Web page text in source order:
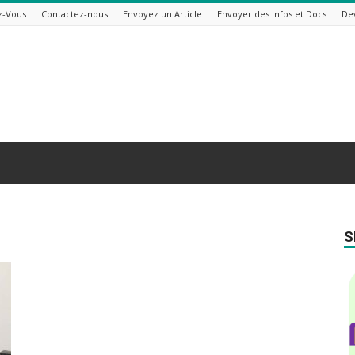
Vous Contactez-nous Envoyez un Article Envoyer des Infos et Docs